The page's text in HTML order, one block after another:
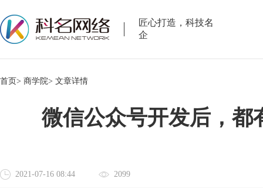
匠心打造，科技名
企
首页> 商学院> 文章详情
微信公众号开发后，都
2021-07-16 08:44 2099